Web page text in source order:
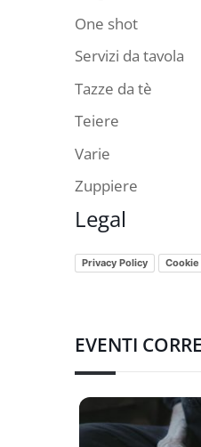
One shot
Servizi da tavola
Tazze da tè
Teiere
Varie
Zuppiere
Legal
Privacy Policy
EVENTI